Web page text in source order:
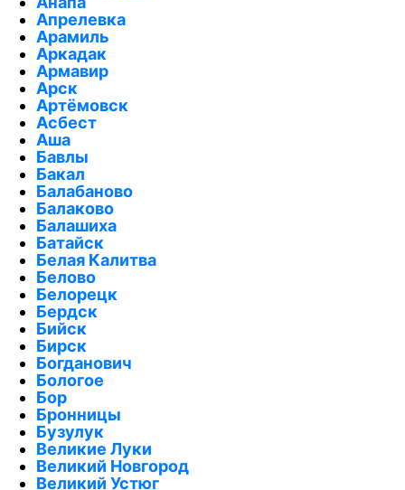
Апрелевка
Арамиль
Аркадак
Армавир
Арск
Артёмовск
Асбест
Аша
Бавлы
Бакал
Балабаново
Балаково
Балашиха
Батайск
Белая Калитва
Белово
Белорецк
Бердск
Бийск
Бирск
Богданович
Бологое
Бор
Бронницы
Бузулук
Великие Луки
Великий Новгород
Великий Устюг